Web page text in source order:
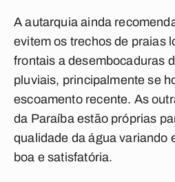
A autarquia ainda
evitem os trechos de praias
frontais a desembocaduras
pluviais, principalmente se
escoamento recente. As
da Paraíba estão próprias
qualidade da água variando
boa e satisfatória.